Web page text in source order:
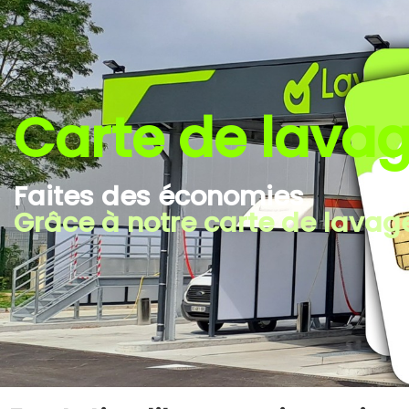
Carte de
Faites des économies
Grâce à notre carte de